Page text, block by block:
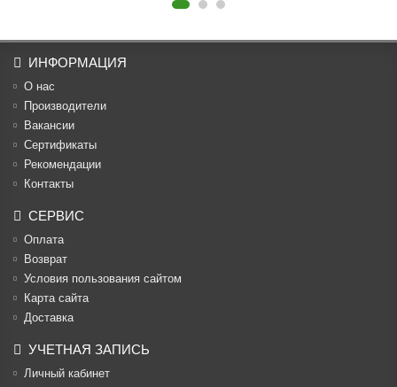
ИНФОРМАЦИЯ
О нас
Производители
Вакансии
Cертификаты
Рекомендации
Контакты
СЕРВИС
Оплата
Возврат
Условия пользования сайтом
Карта сайта
Доставка
УЧЕТНАЯ ЗАПИСЬ
Личный кабинет